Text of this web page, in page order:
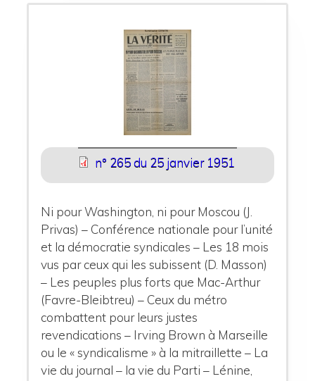
n° 265 du 25 janvier 1951
Ni pour Washington, ni pour Moscou (J.
Privas) – Conférence nationale pour l’unité
et la démocratie syndicales – Les 18 mois
vus par ceux qui les subissent (D. Masson)
– Les peuples plus forts que Mac-Arthur
(Favre-Bleibtreu) – Ceux du métro
combattent pour leurs justes
revendications – Irving Brown à Marseille
ou le « syndicalisme » à la mitraillette – La
vie du journal – la vie du Parti – Lénine,